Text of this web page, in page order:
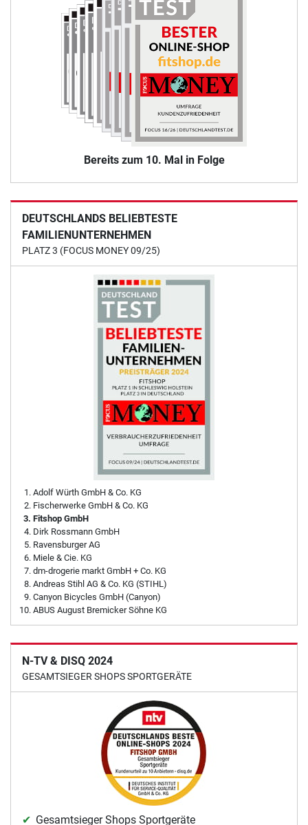
Bereits zum 10. Mal in Folge
DEUTSCHLANDS BELIEBTESTE
FAMILIENUNTERNEHMEN
PLATZ 3 (FOCUS MONEY 09/25)
Adolf Würth GmbH & Co. KG
Fischerwerke GmbH & Co. KG
Fitshop GmbH
Dirk Rossmann GmbH
Ravensburger AG
Miele & Cie. KG
dm-drogerie markt GmbH + Co. KG
Andreas Stihl AG & Co. KG (STIHL)
Canyon Bicycles GmbH (Canyon)
ABUS August Bremicker Söhne KG
N-TV & DISQ 2024
GESAMTSIEGER SHOPS SPORTGERÄTE
Gesamtsieger Shops Sportgeräte